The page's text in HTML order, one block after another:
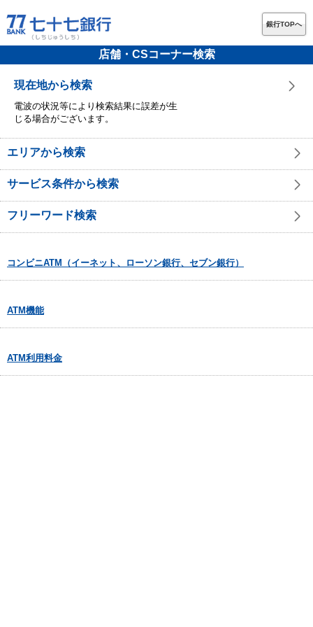
銀行TOPへ
店舗・CSコーナー検索
現在地から検索
電波の状況等により検索結果に誤差が生
じる場合がございます。
エリアから検索
サービス条件から検索
フリーワード検索
コンビニATM（イーネット、ローソン銀行、セブン銀行）
ATM機能
ATM利用料金